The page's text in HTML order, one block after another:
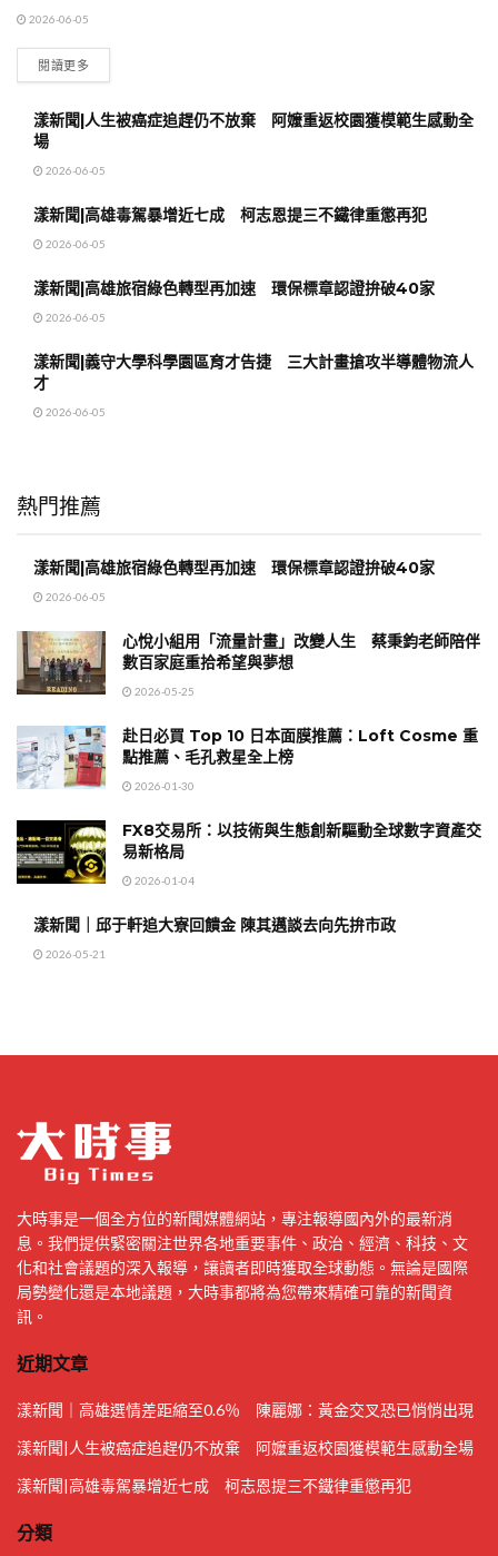
2026-06-05
閱讀更多
漾新聞|人生被癌症追趕仍不放棄 阿嬤重返校園獲模範生感動全
場
2026-06-05
漾新聞|高雄毒駕暴增近七成 柯志恩提三不鐵律重懲再犯
2026-06-05
漾新聞|高雄旅宿綠色轉型再加速 環保標章認證拚破40家
2026-06-05
漾新聞|義守大學科學園區育才告捷 三大計畫搶攻半導體物流人
才
2026-06-05
熱門推薦
漾新聞|高雄旅宿綠色轉型再加速 環保標章認證拚破40家
2026-06-05
心悅小組用「流量計畫」改變人生 蔡秉鈞老師陪伴
數百家庭重拾希望與夢想
2026-05-25
赴日必買 Top 10 日本面膜推薦：Loft Cosme 重
點推薦、毛孔救星全上榜
2026-01-30
FX8交易所：以技術與生態創新驅動全球數字資產交
易新格局
2026-01-04
漾新聞｜邱于軒追大寮回饋金 陳其邁談去向先拚市政
2026-05-21
大時事是一個全方位的新聞媒體網站，專注報導國內外的最新消
息。我們提供緊密關注世界各地重要事件、政治、經濟、科技、文
化和社會議題的深入報導，讓讀者即時獲取全球動態。無論是國際
局勢變化還是本地議題，大時事都將為您帶來精確可靠的新聞資
訊。
近期文章
漾新聞｜高雄選情差距縮至0.6％ 陳麗娜：黃金交叉恐已悄悄出現
漾新聞|人生被癌症追趕仍不放棄 阿嬤重返校園獲模範生感動全場
漾新聞|高雄毒駕暴增近七成 柯志恩提三不鐵律重懲再犯
分類